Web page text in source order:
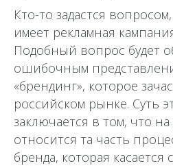
Кто-то задастся
имеет рекламная
Подобный вопрос будет
ошибочным
«брендинг», которое
российском рынке. Суть
заключается в том, что
относится та часть
бренда, которая касается